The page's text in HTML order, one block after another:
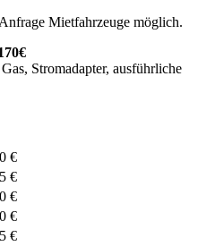
Mietfahrzeuge möglich.
Stromadapter, ausführliche
€
€
€
€
€